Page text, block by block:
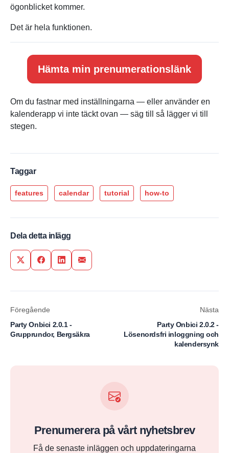
ögonblicket kommer.
Det är hela funktionen.
Hämta min prenumerationslänk
Om du fastnar med inställningarna — eller använder en
kalenderapp vi inte täckt ovan — säg till så lägger vi till
stegen.
Taggar
features calendar tutorial how-to
Dela detta inlägg
Share on Twitter
Share on Facebook
Share on LinkedIn
Share via Email
Föregående
Party Onbici 2.0.1 -
Grupprundor, Bergsäkra
Nästa
Party Onbici 2.0.2 -
Lösenordsfri inloggning och
kalendersynk
Prenumerera på vårt nyhetsbrev
Få de senaste inläggen och uppdateringarna